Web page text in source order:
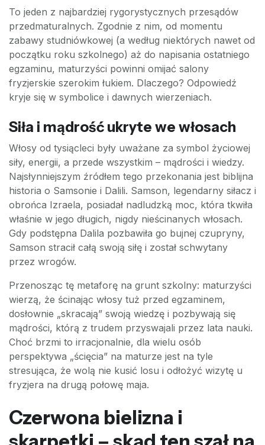
To jeden z najbardziej rygorystycznych przesądów
przedmaturalnych. Zgodnie z nim, od momentu
zabawy studniówkowej (a według niektórych nawet od
początku roku szkolnego) aż do napisania ostatniego
egzaminu, maturzyści powinni omijać salony
fryzjerskie szerokim łukiem. Dlaczego? Odpowiedź
kryje się w symbolice i dawnych wierzeniach.
Siła i mądrość ukryte we włosach
Włosy od tysiącleci były uważane za symbol życiowej
siły, energii, a przede wszystkim – mądrości i wiedzy.
Najsłynniejszym źródłem tego przekonania jest biblijna
historia o Samsonie i Dalili. Samson, legendarny siłacz i
obrońca Izraela, posiadał nadludzką moc, która tkwiła
właśnie w jego długich, nigdy nieścinanych włosach.
Gdy podstępna Dalila pozbawiła go bujnej czupryny,
Samson stracił całą swoją siłę i został schwytany
przez wrogów.
Przenosząc tę metaforę na grunt szkolny: maturzyści
wierzą, że ścinając włosy tuż przed egzaminem,
dosłownie „skracają” swoją wiedzę i pozbywają się
mądrości, którą z trudem przyswajali przez lata nauki.
Choć brzmi to irracjonalnie, dla wielu osób
perspektywa „ścięcia” na maturze jest na tyle
stresująca, że wolą nie kusić losu i odłożyć wizytę u
fryzjera na drugą połowę maja.
Czerwona bielizna i